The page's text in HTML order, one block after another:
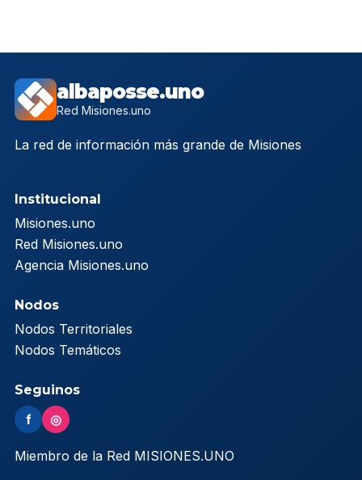
albaposse.uno
Red Misiones.uno
La red de información más grande de Misiones
Institucional
Misiones.uno
Red Misiones.uno
Agencia Misiones.uno
Nodos
Nodos Territoriales
Nodos Temáticos
Seguinos
f ◎
Miembro de la Red MISIONES.UNO